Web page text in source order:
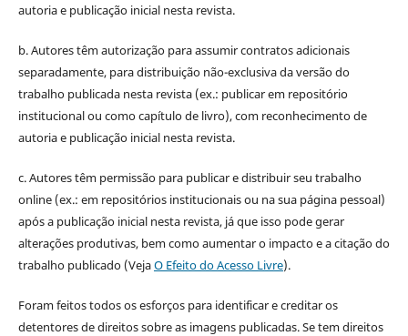
autoria e publicação inicial nesta revista.
b. Autores têm autorização para assumir contratos adicionais
separadamente, para distribuição não-exclusiva da versão do
trabalho publicada nesta revista (ex.: publicar em repositório
institucional ou como capítulo de livro), com reconhecimento de
autoria e publicação inicial nesta revista.
c. Autores têm permissão para publicar e distribuir seu trabalho
online (ex.: em repositórios institucionais ou na sua página pessoal)
após a publicação inicial nesta revista, já que isso pode gerar
alterações produtivas, bem como aumentar o impacto e a citação do
trabalho publicado (VejaO Efeito do Acesso Livre).
Foram feitos todos os esforços para identificar e creditar os
detentores de direitos sobre as imagens publicadas. Se tem direitos